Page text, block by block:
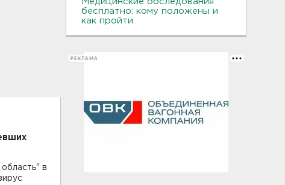
в
бесплатно: кому положены и
как пройти
РЕКЛАМА